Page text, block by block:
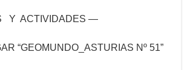
Y ACTIVIDADES —
“GEOMUNDO_ASTURIAS Nº 51”